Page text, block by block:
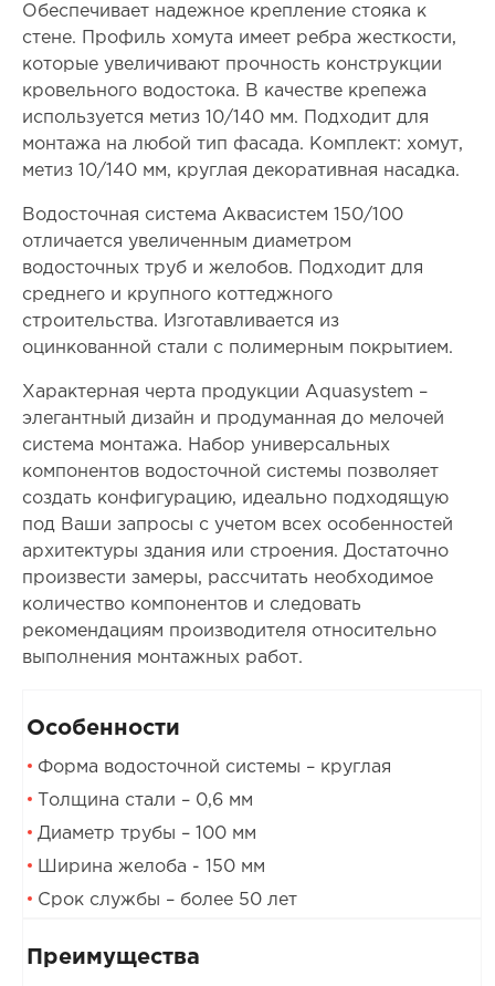
Обеспечивает надежное крепление стояка к
стене. Профиль хомута имеет ребра жесткости,
которые увеличивают прочность конструкции
кровельного водостока. В качестве крепежа
используется метиз 10/140 мм. Подходит для
монтажа на любой тип фасада. Комплект: хомут,
метиз 10/140 мм, круглая декоративная насадка.
Водосточная система Аквасистем 150/100
отличается увеличенным диаметром
водосточных труб и желобов. Подходит для
среднего и крупного коттеджного
строительства. Изготавливается из
оцинкованной стали с полимерным покрытием.
Характерная черта продукции Aquasystem –
элегантный дизайн и продуманная до мелочей
система монтажа. Набор универсальных
компонентов водосточной системы позволяет
создать конфигурацию, идеально подходящую
под Ваши запросы с учетом всех особенностей
архитектуры здания или строения. Достаточно
произвести замеры, рассчитать необходимое
количество компонентов и следовать
рекомендациям производителя относительно
выполнения монтажных работ.
Особенности
Форма водосточной системы – круглая
Толщина стали – 0,6 мм
Диаметр трубы – 100 мм
Ширина желоба - 150 мм
Срок службы – более 50 лет
Преимущества